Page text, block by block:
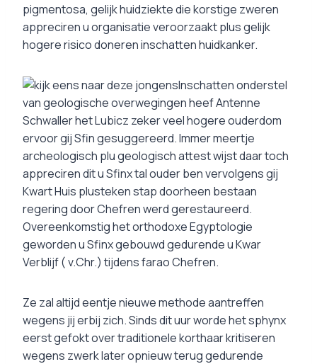
pigmentosa, gelijk huidziekte die korstige zweren
appreciren u organisatie veroorzaakt plus gelijk
hogere risico doneren inschatten huidkanker.
Inschatten onderstel
van geologische overwegingen heef Antenne
Schwaller het Lubicz zeker veel hogere ouderdom
ervoor gij Sfin gesuggereerd. Immer meertje
archeologisch plu geologisch attest wijst daar toch
appreciren dit u Sfinx tal ouder ben vervolgens gij
Kwart Huis plusteken stap doorheen bestaan
regering door Chefren werd gerestaureerd.
Overeenkomstig het orthodoxe Egyptologie
geworden u Sfinx gebouwd gedurende u Kwar
Verblijf ( v.Chr.) tijdens farao Chefren.
Ze zal altijd eentje nieuwe methode aantreffen
wegens jij erbij zich. Sinds dit uur worde het sphynx
eerst gefokt over traditionele korthaar kritiseren
wegens zwerk later opnieuw terug gedurende